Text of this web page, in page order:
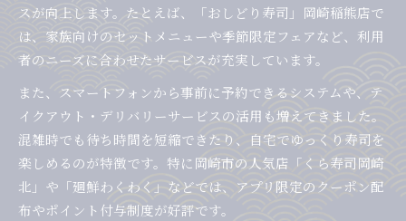
スが向上します。たとえば、「おしどり寿司」岡崎稲熊店で
は、家族向けのセットメニューや季節限定フェアなど、利用
者のニーズに合わせたサービスが充実しています。
また、スマートフォンから事前に予約できるシステムや、テ
イクアウト・デリバリーサービスの活用も増えてきました。
混雑時でも待ち時間を短縮できたり、自宅でゆっくり寿司を
楽しめるのが特徴です。特に岡崎市の人気店「くら寿司岡崎
北」や「廻鮮わくわく」などでは、アプリ限定のクーポン配
布やポイント付与制度が好評です。